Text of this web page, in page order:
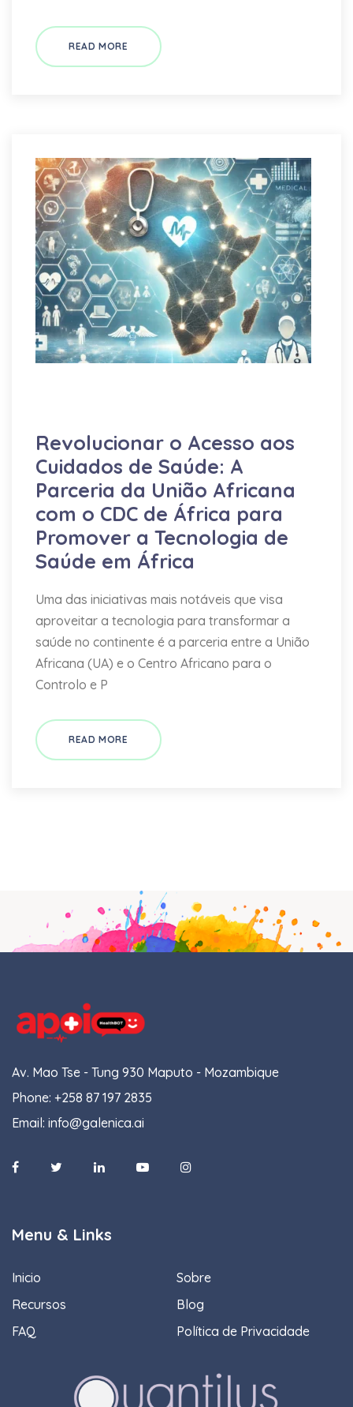
READ MORE
Revolucionar o Acesso aos
Cuidados de Saúde: A
Parceria da União Africana
com o CDC de África para
Promover a Tecnologia de
Saúde em África
Uma das iniciativas mais notáveis que visa
aproveitar a tecnologia para transformar a
saúde no continente é a parceria entre a União
Africana (UA) e o Centro Africano para o
Controlo e P
READ MORE
Av. Mao Tse - Tung 930 Maputo - Mozambique
Phone: +258 87 197 2835
Email: info@galenica.ai
Menu & Links
Inicio
Sobre
Recursos
Blog
FAQ
Política de Privacidade